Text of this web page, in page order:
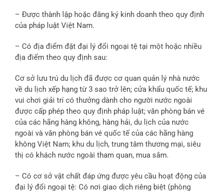
– Được thành lập hoặc đăng ký kinh doanh theo quy định
của pháp luật Việt Nam.
– Có địa điểm đặt đại lý đổi ngoại tệ tại một hoặc nhiều
địa điểm theo quy định sau:
Cơ sở lưu trú du lịch đã được cơ quan quản lý nhà nước
về du lịch xếp hạng từ 3 sao trở lên; cửa khẩu quốc tế; khu
vui chơi giải trí có thưởng dành cho người nước ngoài
được cấp phép theo quy định pháp luật; văn phòng bán vé
của các hãng hàng không, hàng hải, du lịch của nước
ngoài và văn phòng bán vé quốc tế của các hãng hàng
không Việt Nam; khu du lịch, trung tâm thương mại, siêu
thị có khách nước ngoài tham quan, mua sắm.
– Có cơ sở vật chất đáp ứng được yêu cầu hoạt động của
đại lý đổi ngoại tệ: Có nơi giao dịch riêng biệt (phòng